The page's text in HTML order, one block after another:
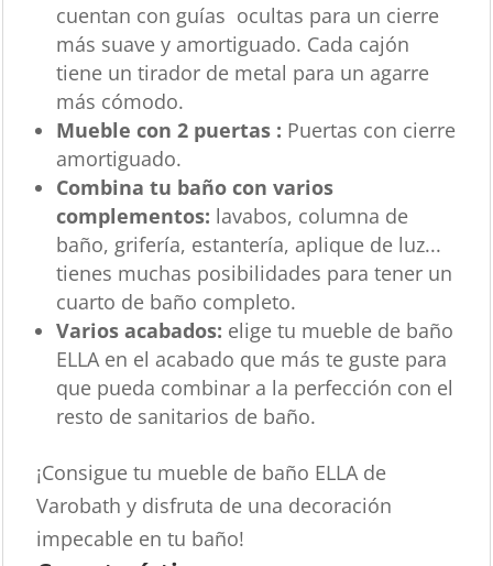
cuentan con guías ocultas para un cierre
más suave y amortiguado. Cada cajón
tiene un tirador de metal para un agarre
más cómodo.
Mueble con 2 puertas : Puertas con cierre
amortiguado.
Combina tu baño con varios
complementos: lavabos, columna de
baño, grifería, estantería, aplique de luz...
tienes muchas posibilidades para tener un
cuarto de baño completo.
Varios acabados: elige tu mueble de baño
ELLA en el acabado que más te guste para
que pueda combinar a la perfección con el
resto de sanitarios de baño.
¡Consigue tu mueble de baño ELLA de
Varobath y disfruta de una decoración
impecable en tu baño!